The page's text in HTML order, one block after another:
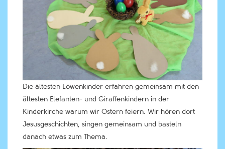
Die ältesten Löwenkinder erfahren gemeinsam mit den
ältesten Elefanten- und Giraffenkindern in der
Kinderkirche warum wir Ostern feiern. Wir hören dort
Jesusgeschichten, singen gemeinsam und basteln
danach etwas zum Thema.